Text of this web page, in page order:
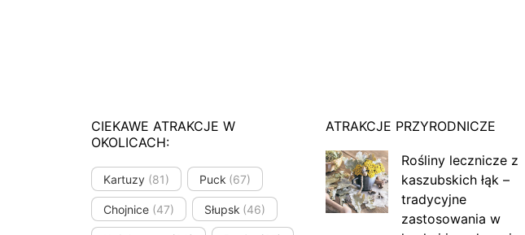
CIEKAWE ATRAKCJE W
OKOLICACH:
Kartuzy (81) Puck (67)
Chojnice (47) Słupsk (46)
ATRAKCJE PRZYRODNICZE
Rośliny lecznicze z
kaszubskich łąk –
tradycyjne
zastosowania w